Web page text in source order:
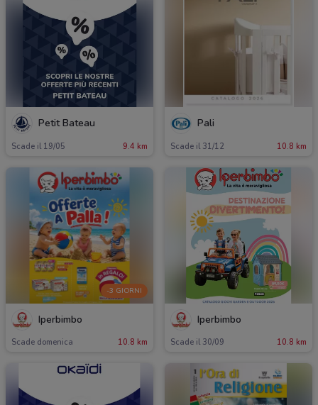
Petit Bateau
Scade il 19/05 9.4 km
Pali
Scade il 31/12 10.8 km
-3 GIORNI
Iperbimbo
Scade domenica 10.8 km
Iperbimbo
Scade il 30/09 10.8 km